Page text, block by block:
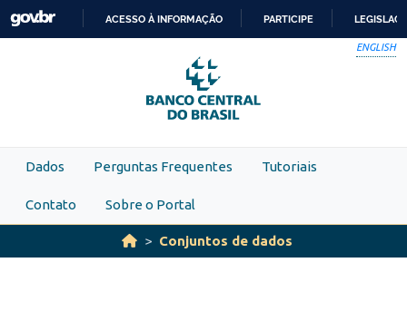
Skip to main content
PARA
O
CONTEÚDO
ACESSO À INFORMAÇÃO PARTICIPE
ENGLISH
Dados Perguntas Frequentes Tutoriais
Contato Sobre o Portal
Conjuntos de dados